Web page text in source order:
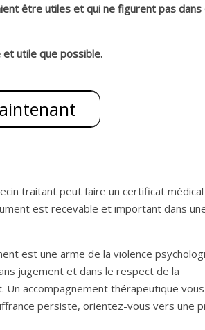
être utiles et qui ne figurent pas
utile que possible.
traitant peut faire un certificat médical
est recevable et important dans
est une arme de la violence
jugement et dans le respect de la
Un accompagnement thérapeutique
persiste, orientez-vous vers une